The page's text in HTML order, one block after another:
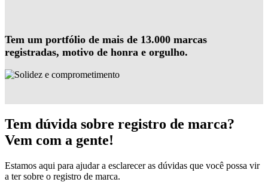
Tem um portfólio de mais de 13.000 marcas
registradas, motivo de honra e orgulho.
Tem dúvida sobre registro de marca?
Vem com a gente!
Estamos aqui para ajudar a esclarecer as dúvidas que você possa vir
a ter sobre o registro de marca.